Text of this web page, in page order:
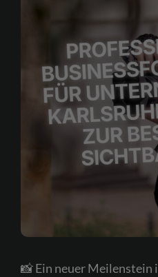
0178
Kostenfreie
📸 Ein neuer Meilenstein